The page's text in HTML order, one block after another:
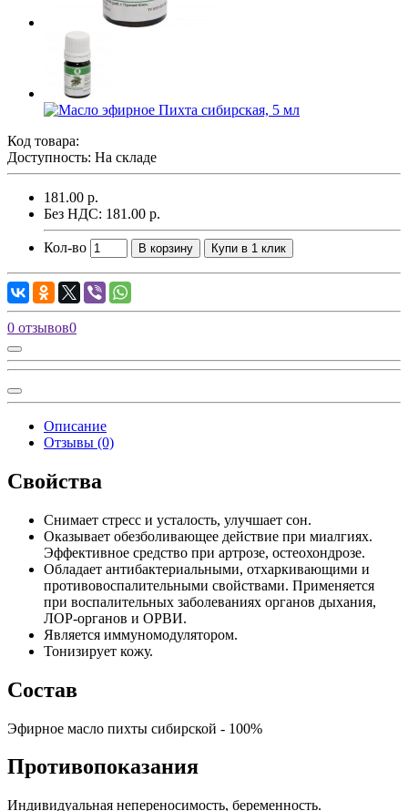
Код товара:
Доступность: На складе
181.00 р.
Без НДС: 181.00 р.
Кол-во В корзину Купи в 1 клик
0 отзывов0
Описание
Отзывы (0)
Свойства
Снимает стресс и усталость, улучшает сон.
Оказывает обезболивающее действие при миалгиях.
Эффективное средство при артрозе, остеохондрозе.
Обладает антибактериальными, отхаркивающими и
противовоспалительными свойствами. Применяется
при воспалительных заболеваниях органов дыхания,
ЛОР-органов и ОРВИ.
Является иммуномодулятором.
Тонизирует кожу.
Состав
Эфирное масло пихты сибирской - 100%
Противопоказания
Индивидуальная непереносимость, беременность.